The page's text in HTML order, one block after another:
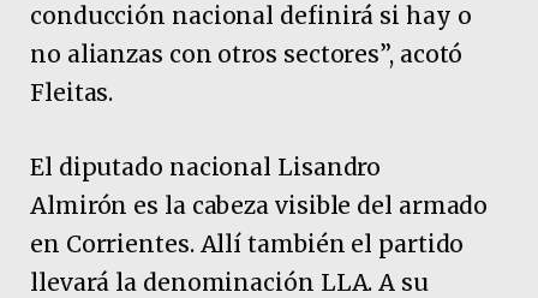
conducción nacional definirá si hay o
no alianzas con otros sectores”, acotó
Fleitas.
El diputado nacional Lisandro
Almirón es la cabeza visible del armado
en Corrientes. Allí también el partido
llevará la denominación LLA. A su